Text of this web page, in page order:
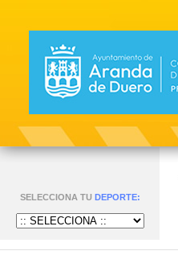
SELECCIONA TU DEPORTE: